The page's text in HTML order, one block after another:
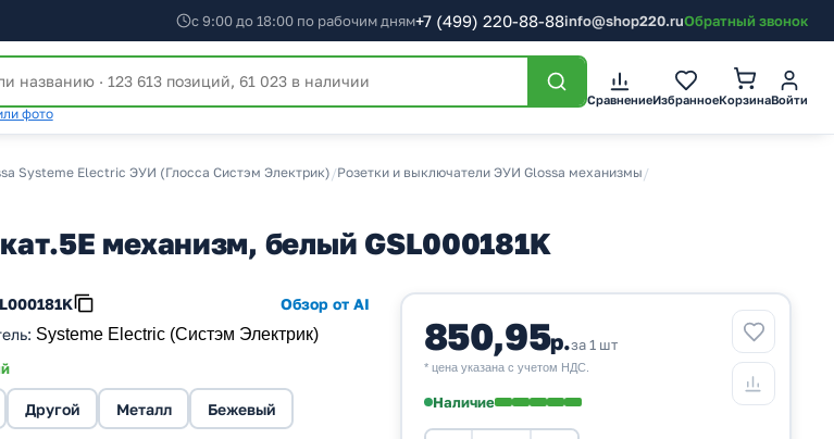
с 9:00 до 18:00 по рабочим дням+7 (499) 220-88-88info@shop220.ruОбратный звонок
фото
СравнениеИзбранноеКорзинаВойти
Systeme Electric ЭУИ (Глосса Систэм Электрик) /Розетки и выключатели ЭУИ Glossa механизмы /
механизм, белый GSL000181K
Обзор от AI
: Systeme Electric (Систэм Электрик)
Другой Металл Бежевый
850,95р.за 1 шт
* цена указана с учетом НДС.
Наличие